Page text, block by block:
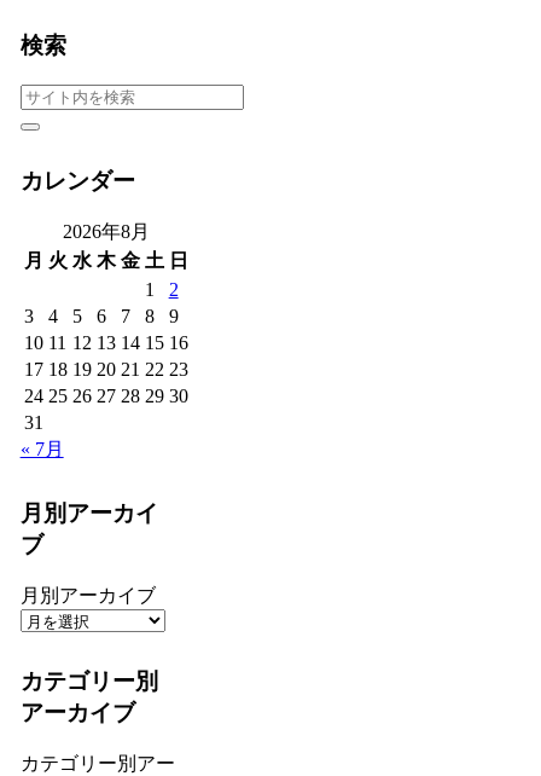
検索
カレンダー
2026年8月
月 火 水 木 金 土 日
1
2
3
4 5 6 7 8
9
10 11 12 13 14 15 16
17 18 19 20 21 22 23
24 25 26 27 28 29 30
31
« 7月
月別アーカイ
ブ
月別アーカイブ
カテゴリー別
アーカイブ
カテゴリー別アー